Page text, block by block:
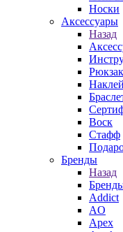
Носки
Аксессуары
Назад
Воск
Стафф
Бренды
Назад
Addict
AO
Apex